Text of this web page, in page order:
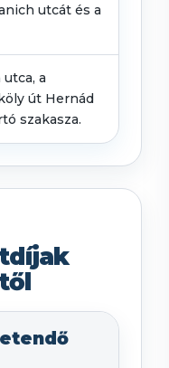
utcát és a
a
út Hernád
szakasza.